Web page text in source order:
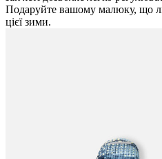
Подаруйте вашому малюку, що
цієї зими.